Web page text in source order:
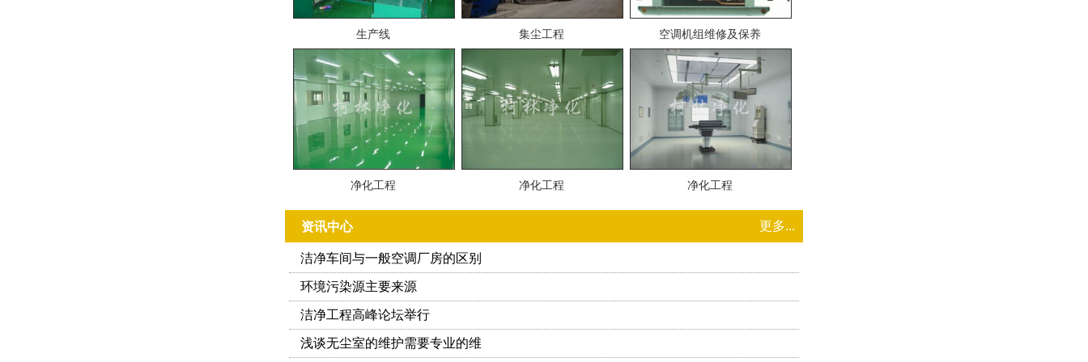
生产线 集尘工程 空调机组维修及保养
净化工程 净化工程 净化工程
资讯中心 更多...
洁净车间与一般空调厂房的区别
环境污染源主要来源
洁净工程高峰论坛举行
浅谈无尘室的维护需要专业的维